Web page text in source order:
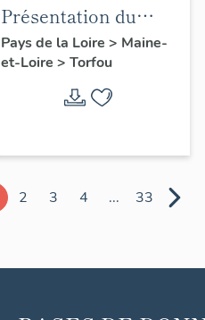
Présentation du
patrimoine
industriel de la
commune de Torfou
Pays de la Loire > Maine-
et-Loire > Torfou
2 3 4 ... 33